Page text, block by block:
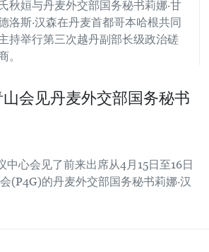
秋姮与丹麦外交部国务秘书莉娜·甘
洛斯·汉森在丹麦首都哥本哈根共同
持举行第三次越丹副部长级政治磋
。
会见丹麦外交部国务秘书
心会见了前来出席从4月15日至16日
(P4G)的丹麦外交部国务秘书莉娜·汉